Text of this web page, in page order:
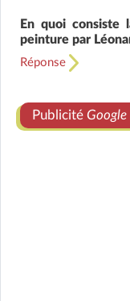
En quoi
peinture par
Réponse
Publicité Google